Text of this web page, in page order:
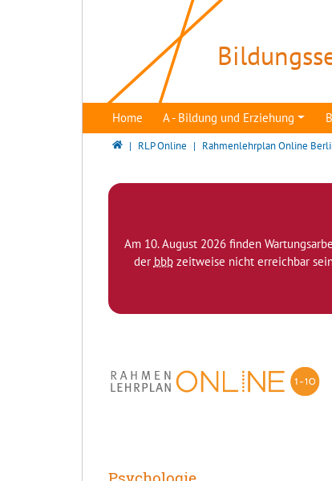
Home A - Bildung und Erziehung
Bildungsserver Berlin - Brandenburg
RLP Online Rahmenlehrplan Online
Am 10. August 2026 finden
der bbbzeitweise nicht erreichbar